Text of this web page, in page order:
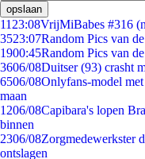
opslaan
11 23:08VrijMiBabes #316
3523:07Random Pics van
1900:45Random Pics van
3606/08Duitser (93) crasht
6506/08Onlyfans-model
maan
1206/08Capibara's lopen
binnen
2306/08Zorgmedewerkster
ontslagen